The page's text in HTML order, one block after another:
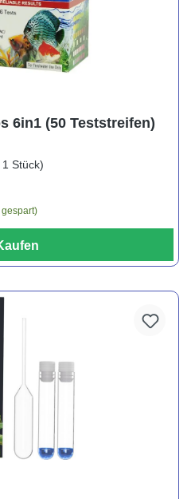
6in1 (50 Teststreifen)
Stück)